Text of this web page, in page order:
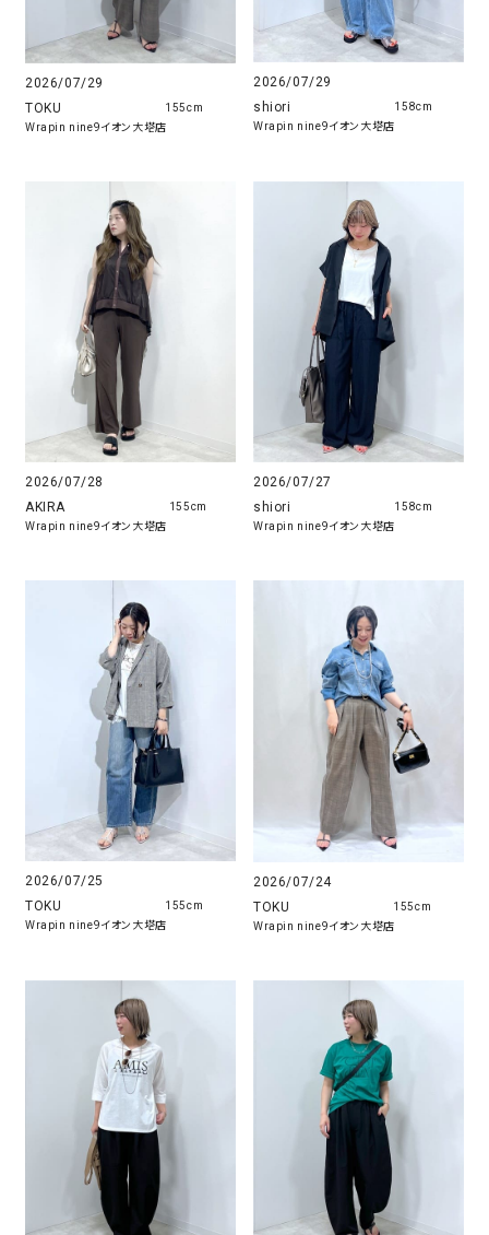
2026/07/29
TOKU
Wrapin nine9イオン大塔店
155cm
2026/07/29
shiori
Wrapin nine9イオン大塔店
158cm
2026/07/28
AKIRA
Wrapin nine9イオン大塔店
155cm
2026/07/27
shiori
Wrapin nine9イオン大塔店
158cm
2026/07/25
TOKU
Wrapin nine9イオン大塔店
155cm
2026/07/24
TOKU
Wrapin nine9イオン大塔店
155cm